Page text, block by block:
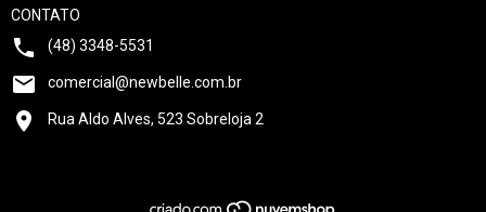
CONTATO
(48) 3348-5531
comercial@newbelle.com.br
Rua Aldo Alves, 523 Sobreloja 2